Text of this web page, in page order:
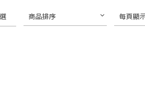
商品排序 每頁顯